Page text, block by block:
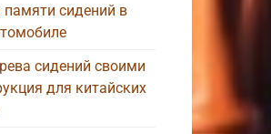
сидений в
сидений своими
для китайских